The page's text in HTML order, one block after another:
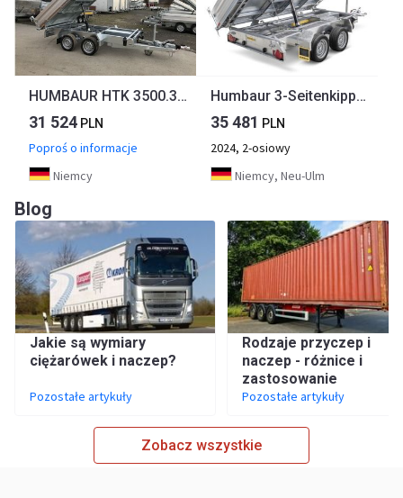
HUMBAUR HTK 3500.31 Dreiseitenkipper
31 524 PLN
Poproś o informacje
Niemcy
Humbaur 3-Seitenkipper HTK 3500.31 Alu, 3140 x 1750 x 350 mm, 3,5 to.
35 481 PLN
2024, 2-osiowy
Niemcy, Neu-Ulm
Blog
Jakie są wymiary
ciężarówek i naczep?
Pozostałe artykuły
Rodzaje przyczep i
naczep - różnice i
zastosowanie
Pozostałe artykuły
Zobacz wszystkie